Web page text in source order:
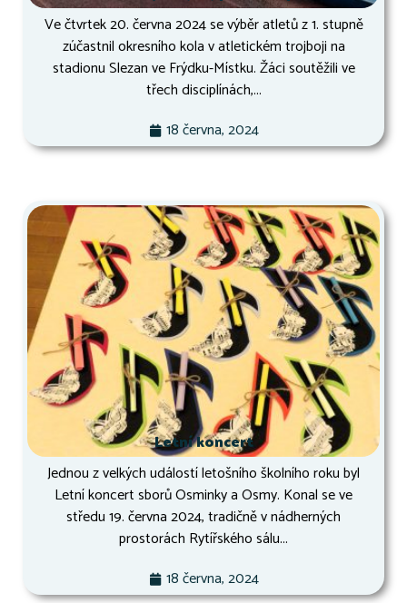
Ve čtvrtek 20. června 2024 se výběr atletů z 1. stupně
zúčastnil okresního kola v atletickém trojboji na
stadionu Slezan ve Frýdku-Místku. Žáci soutěžili ve
třech disciplínách,...
18 června, 2024
Letní koncert
Jednou z velkých událostí letošního školního roku byl
Letní koncert sborů Osminky a Osmy. Konal se ve
středu 19. června 2024, tradičně v nádherných
prostorách Rytířského sálu...
18 června, 2024